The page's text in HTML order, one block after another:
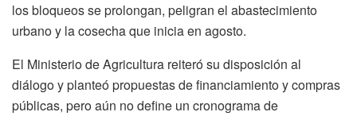
los bloqueos se prolongan, peligran el abastecimiento
urbano y la cosecha que inicia en agosto.
El Ministerio de Agricultura reiteró su disposición al
diálogo y planteó propuestas de financiamiento y compras
públicas, pero aún no define un cronograma de